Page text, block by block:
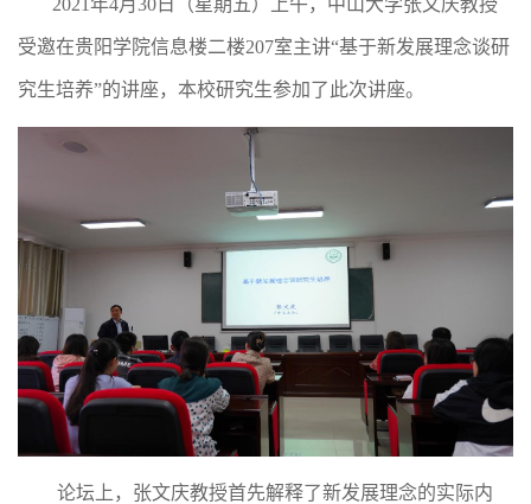
受邀在贵阳学院信息楼二楼207室主讲“基于新发展理念谈研
究生培养”的讲座，本校研究生参加了此次讲座。
论坛上，张文庆教授首先解释了新发展理念的实际内